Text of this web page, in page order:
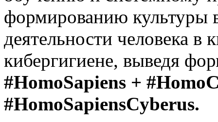
формированию культуры
деятельности человека в
кибергигиене, выведя
#HomoSapiens +
#HomoSapiensCyberus.